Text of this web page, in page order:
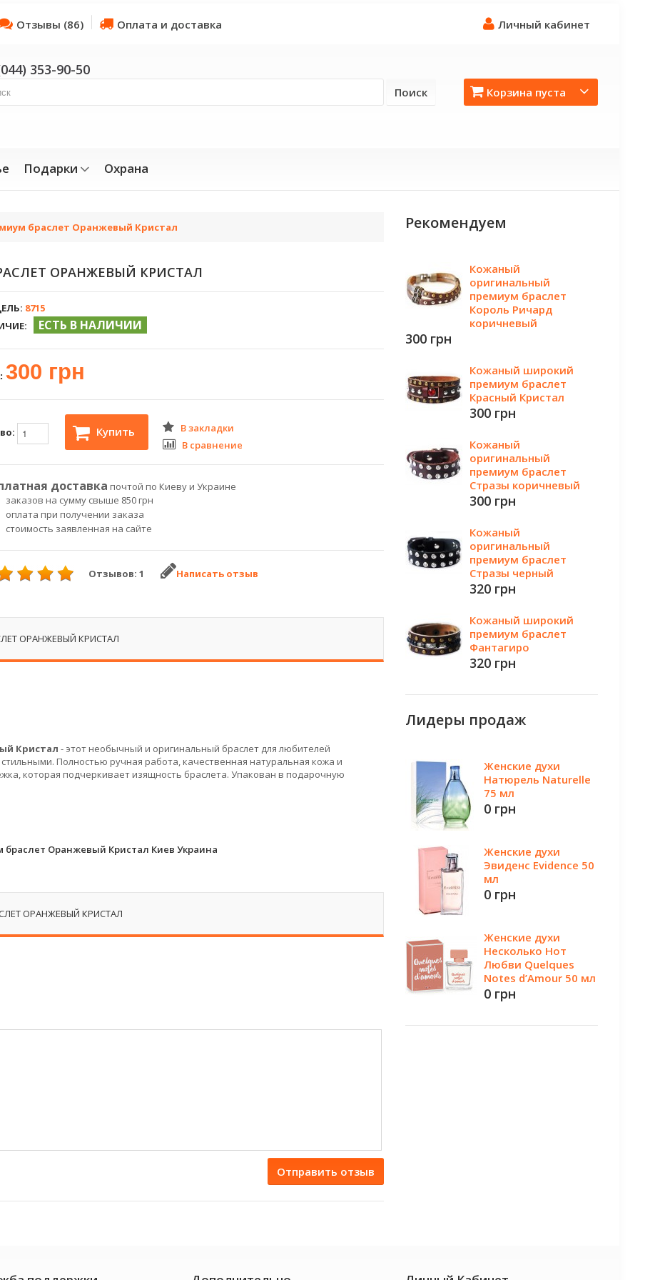
Отзывы (86) Оплата и доставка Личный кабинет
Корзина пуста
353-90-50
Поиск
Подарки Охрана
браслет Оранжевый Кристал
ОРАНЖЕВЫЙ КРИСТАЛ
8715
ЕСТЬ В НАЛИЧИИ
300 грн
Купить
В закладки
В сравнение
доставка почтой по Киеву и Украине
заказов на сумму свыше 850 грн
оплата при получении заказа
стоимость заявленная на сайте
Отзывов: 1 Написать отзыв
ОРАНЖЕВЫЙ КРИСТАЛ
Кристал - этот необычный и оригинальный браслет для любителей
Полностью ручная работа, качественная натуральная кожа и
которая подчеркивает изящность браслета. Упакован в подарочную
Оранжевый Кристал Киев Украина
ОРАНЖЕВЫЙ КРИСТАЛ
Отправить отзыв
Рекомендуем
Кожаный
оригинальный
премиум браслет
Король Ричард
коричневый
300 грн
Кожаный широкий
премиум браслет
Красный Кристал
300 грн
Кожаный
оригинальный
премиум браслет
Стразы коричневый
300 грн
Кожаный
оригинальный
премиум браслет
Стразы черный
320 грн
Кожаный широкий
премиум браслет
Фантагиро
320 грн
Лидеры продаж
Женские духи
Натюрель Naturelle
75 мл
0 грн
Женские духи
Эвиденс Evidence 50
мл
0 грн
Женские духи
Несколько Нот
Любви Quelques
Notes d’Amour 50 мл
0 грн